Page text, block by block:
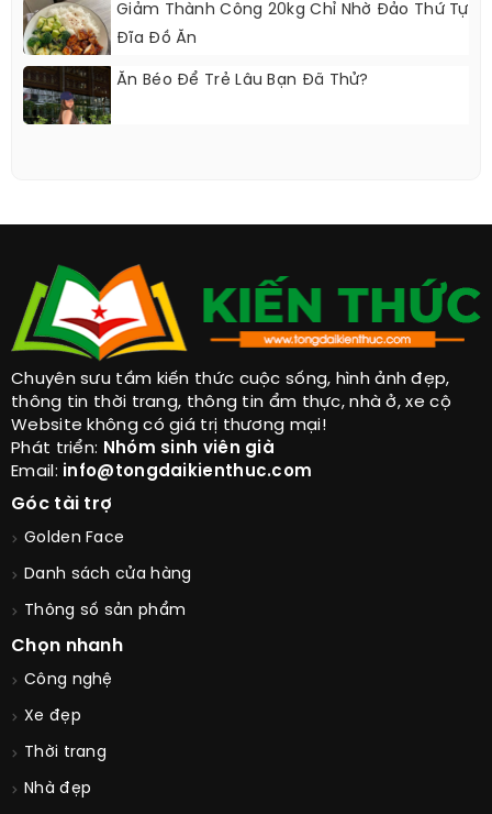
Giảm Thành Công 20kg Chỉ Nhờ Đảo Thứ Tự
Đĩa Đồ Ăn
Ăn Béo Để Trẻ Lâu Bạn Đã Thử?
Chuyên sưu tầm kiến thức cuộc sống, hình ảnh đẹp,
thông tin thời trang, thông tin ẩm thực, nhà ở, xe cộ
Website không có giá trị thương mại!
Phát triển: Nhóm sinh viên già
Email: info@tongdaikienthuc.com
Góc tài trợ
Golden Face
Danh sách cửa hàng
Thông số sản phẩm
Chọn nhanh
Công nghệ
Xe đẹp
Thời trang
Nhà đẹp